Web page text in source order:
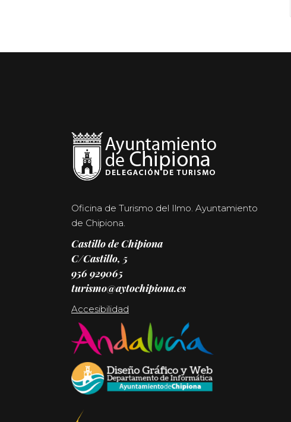
Oficina de Turismo del Ilmo. Ayuntamiento
de Chipiona.
Castillo de Chipiona
C/Castillo, 5
956 929065
turismo@aytochipiona.es
Accesibilidad